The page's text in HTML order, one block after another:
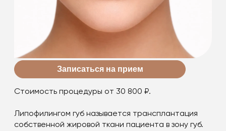
Записаться на прием
Стоимость процедуры от 30 800 ₽.
Липофилингом губ называется трансплантация
собственной жировой ткани пациента в зону губ.